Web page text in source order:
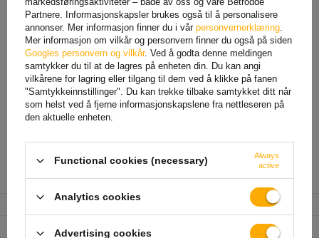
FOR NEDLASTING
Kompletne koło (felga opona) do przyczep samochodowych
145_80 R13 Kenda KR209 RF TR413 ET – 30
Produsent
KENDA
Produktkode
UT003590
Dekkbredde
145
Partnere. Informasjonskapsler brukes også til å personalisere
annonser. Mer informasjon finner du i vår personvernerklæring
Mer informasjon om vilkår og personvern finner du også på siden
Googles personvern og vilkår. Ved å godta denne meldingen
samtykker du til at de lagres på enheten din. Du kan angi
vilkårene for lagring eller tilgang til dem ved å klikke på fanen
"Samtykkeinnstillinger". Du kan trekke tilbake samtykket ditt når
som helst ved å fjerne informasjonskapslene fra nettleseren på
den aktuelle enheten.
Functional cookies (necessary)
Always
active
Analytics cookies
Advertising cookies